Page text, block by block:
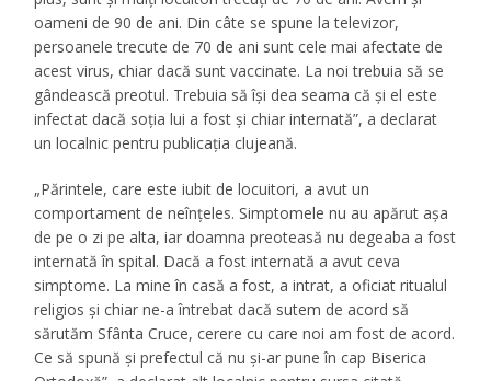
oameni de 90 de ani. Din câte se spune la televizor,
persoanele trecute de 70 de ani sunt cele mai afectate de
acest virus, chiar dacă sunt vaccinate. La noi trebuia să se
gândească preotul. Trebuia să își dea seama că și el este
infectat dacă soția lui a fost și chiar internată”, a declarat
un localnic pentru publicația clujeană.
„Părintele, care este iubit de locuitori, a avut un
comportament de neînțeles. Simptomele nu au apărut așa
de pe o zi pe alta, iar doamna preoteasă nu degeaba a fost
internată în spital. Dacă a fost internată a avut ceva
simptome. La mine în casă a fost, a intrat, a oficiat ritualul
religios și chiar ne-a întrebat dacă sutem de acord să
sărutăm Sfânta Cruce, cerere cu care noi am fost de acord.
Ce să spună și prefectul că nu și-ar pune în cap Biserica